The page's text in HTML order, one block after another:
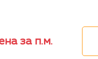
за п.м.